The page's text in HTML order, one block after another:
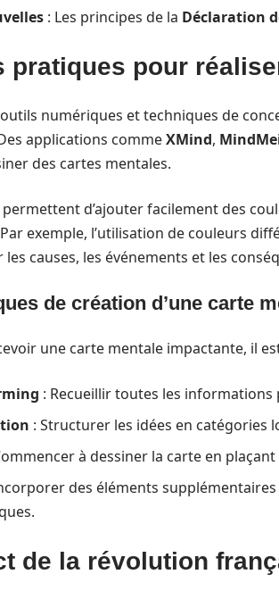
: Les principes de la Déclaration
pratiques pour
numériques et techniques de
applications commeXMind,
des cartes mentales.
permettent d’ajouter facilement des
exemple, l’utilisation de couleurs
causes, les événements et les
de création d’une carte
une carte mentale impactante, il
: Recueillir toutes les
: Structurer les idées en catégories
à dessiner la carte en
des éléments
de la révolution